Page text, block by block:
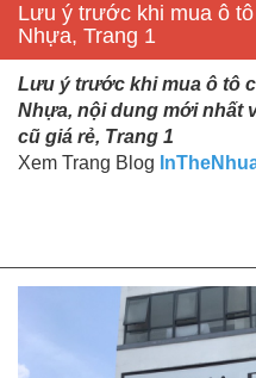
Lưu ý trước khi mua ô
Nhựa, Trang 1
Lưu ý trước khi mua ô tô
Nhựa, nội dung mới nhất
cũ giá rẻ, Trang 1
Xem Trang Blog